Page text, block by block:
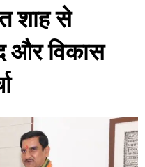
शाह से
और विकास